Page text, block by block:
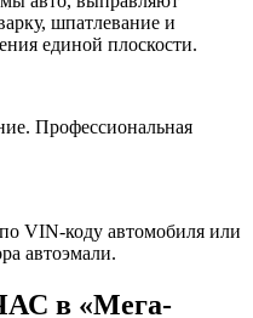
шпатлевание и
единой плоскости.
Профессиональная
VIN-коду автомобиля или
автоэмали.
в «Мега-